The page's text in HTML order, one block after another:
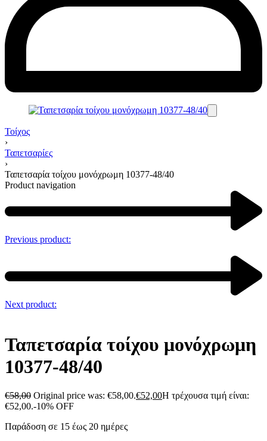
Τοίχος
›
Ταπετσαρίες
›
Ταπετσαρία τοίχου μονόχρωμη 10377-48/40
Product navigation
Previous product:
Next product:
Ταπετσαρία τοίχου μονόχρωμη
10377-48/40
€58,00 Original price was: €58,00.€52,00Η τρέχουσα τιμή είναι:
€52,00.-10% OFF
Παράδοση σε 15 έως 20 ημέρες